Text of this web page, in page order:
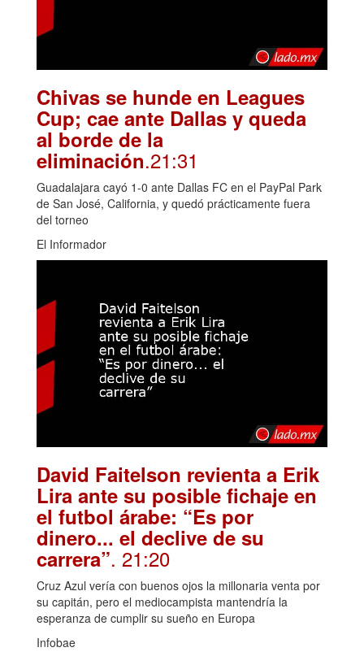
Chivas se hunde en Leagues
Cup; cae ante Dallas y queda
al borde de la
eliminación.21:31
Guadalajara cayó 1-0 ante Dallas FC en el PayPal Park
de San José, California, y quedó prácticamente fuera
del torneo
El Informador
David Faitelson revienta a Erik
Lira ante su posible fichaje en
el futbol árabe: “Es por
dinero... el declive de su
carrera”. 21:20
Cruz Azul vería con buenos ojos la millonaria venta por
su capitán, pero el mediocampista mantendría la
esperanza de cumplir su sueño en Europa
Infobae